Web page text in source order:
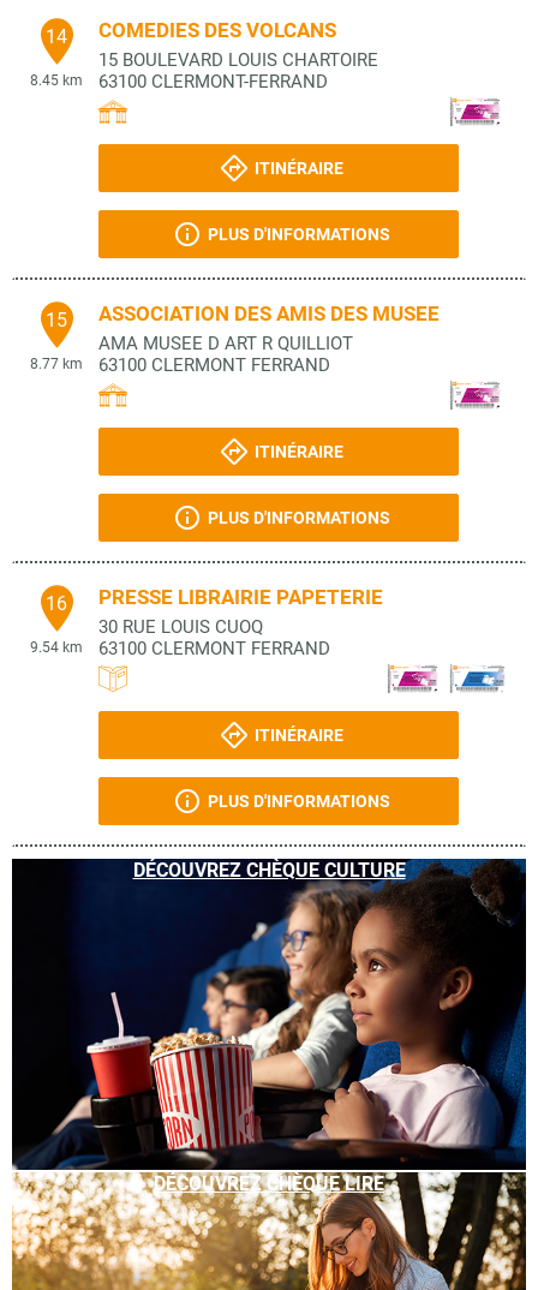
14
8.45 km
COMEDIES DES VOLCANS
15 BOULEVARD LOUIS CHARTOIRE
63100 CLERMONT-FERRAND
ITINÉRAIRE
PLUS D'INFORMATIONS
15
8.77 km
ASSOCIATION DES AMIS DES MUSEE
AMA MUSEE D ART R QUILLIOT
63100 CLERMONT FERRAND
ITINÉRAIRE
PLUS D'INFORMATIONS
16
9.54 km
PRESSE LIBRAIRIE PAPETERIE
30 RUE LOUIS CUOQ
63100 CLERMONT FERRAND
ITINÉRAIRE
PLUS D'INFORMATIONS
DÉCOUVREZ CHÈQUE CULTURE
DÉCOUVREZ CHÈQUE LIRE